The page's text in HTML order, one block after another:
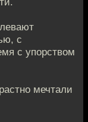
с
с упорством
мечтали